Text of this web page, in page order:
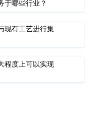
于哪些行业？
现有工艺进行集
程度上可以实现